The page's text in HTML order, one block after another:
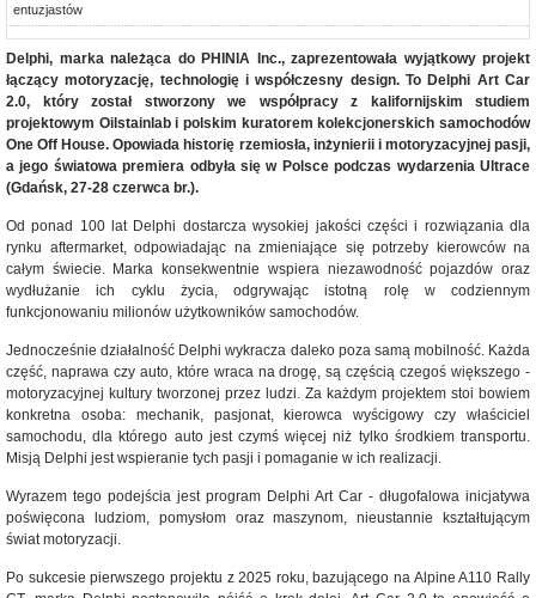
entuzjastów
Delphi, marka należąca do PHINIA Inc., zaprezentowała wyjątkowy projekt
łączący motoryzację, technologię i współczesny design. To Delphi Art Car
2.0, który został stworzony we współpracy z kalifornijskim studiem
projektowym Oilstainlab i polskim kuratorem kolekcjonerskich samochodów
One Off House. Opowiada historię rzemiosła, inżynierii i motoryzacyjnej pasji,
a jego światowa premiera odbyła się w Polsce podczas wydarzenia Ultrace
(Gdańsk, 27-28 czerwca br.).
Od ponad 100 lat Delphi dostarcza wysokiej jakości części i rozwiązania dla
rynku aftermarket, odpowiadając na zmieniające się potrzeby kierowców na
całym świecie. Marka konsekwentnie wspiera niezawodność pojazdów oraz
wydłużanie ich cyklu życia, odgrywając istotną rolę w codziennym
funkcjonowaniu milionów użytkowników samochodów.
Jednocześnie działalność Delphi wykracza daleko poza samą mobilność. Każda
część, naprawa czy auto, które wraca na drogę, są częścią czegoś większego -
motoryzacyjnej kultury tworzonej przez ludzi. Za każdym projektem stoi bowiem
konkretna osoba: mechanik, pasjonat, kierowca wyścigowy czy właściciel
samochodu, dla którego auto jest czymś więcej niż tylko środkiem transportu.
Misją Delphi jest wspieranie tych pasji i pomaganie w ich realizacji.
Wyrazem tego podejścia jest program Delphi Art Car - długofalowa inicjatywa
poświęcona ludziom, pomysłom oraz maszynom, nieustannie kształtującym
świat motoryzacji.
Po sukcesie pierwszego projektu z 2025 roku, bazującego na Alpine A110 Rally